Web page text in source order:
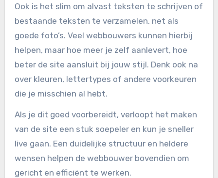
Ook is het slim om alvast teksten te schrijven of
bestaande teksten te verzamelen, net als
goede foto’s. Veel webbouwers kunnen hierbij
helpen, maar hoe meer je zelf aanlevert, hoe
beter de site aansluit bij jouw stijl. Denk ook na
over kleuren, lettertypes of andere voorkeuren
die je misschien al hebt.
Als je dit goed voorbereidt, verloopt het maken
van de site een stuk soepeler en kun je sneller
live gaan. Een duidelijke structuur en heldere
wensen helpen de webbouwer bovendien om
gericht en efficiënt te werken.